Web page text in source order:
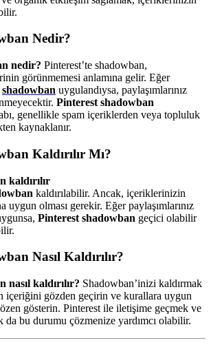
Nedir?
nedir? Pinterest’te shadowban,
görünmemesi anlamına gelir. Eğer
shadowban uygulandıysa, paylaşımlarınız
Pinterest shadowban
genellikle spam içeriklerden veya topluluk
kaynaklanır.
Kaldırılır Mı?
kaldırılır
kaldırılabilir. Ancak, içeriklerinizin
uygun olması gerekir. Eğer paylaşımlarınız
Pinterest shadowban geçici olabilir
Nasıl Kaldırılır?
nasıl kaldırılır? Shadowban’inizi kaldırmak
içeriğini gözden geçirin ve kurallara uygun
gösterin. Pinterest ile iletişime geçmek ve
bu durumu çözmenize yardımcı olabilir.